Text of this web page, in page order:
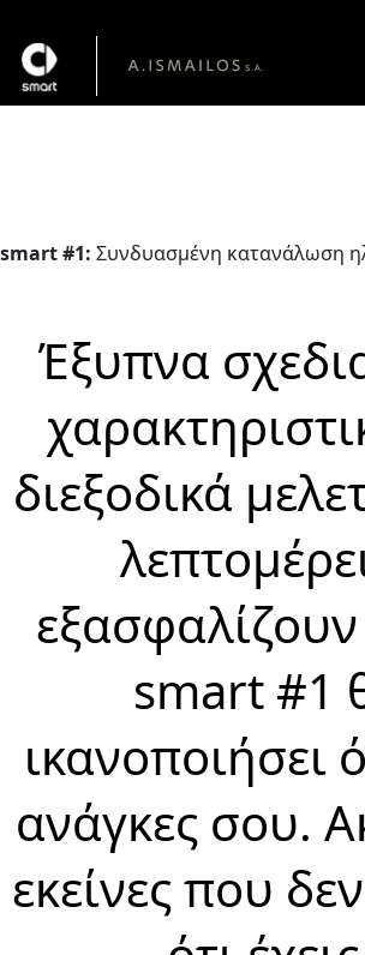
Γνώρισε το smart
Από € 36.950
smart #1: Συνδυασμένη κατανάλωση
Έξυπνα
διεξοδικά
εξασφαλίζουν
smart #1
ικανοποιήσει
ανάγκες σου.
εκείνες που